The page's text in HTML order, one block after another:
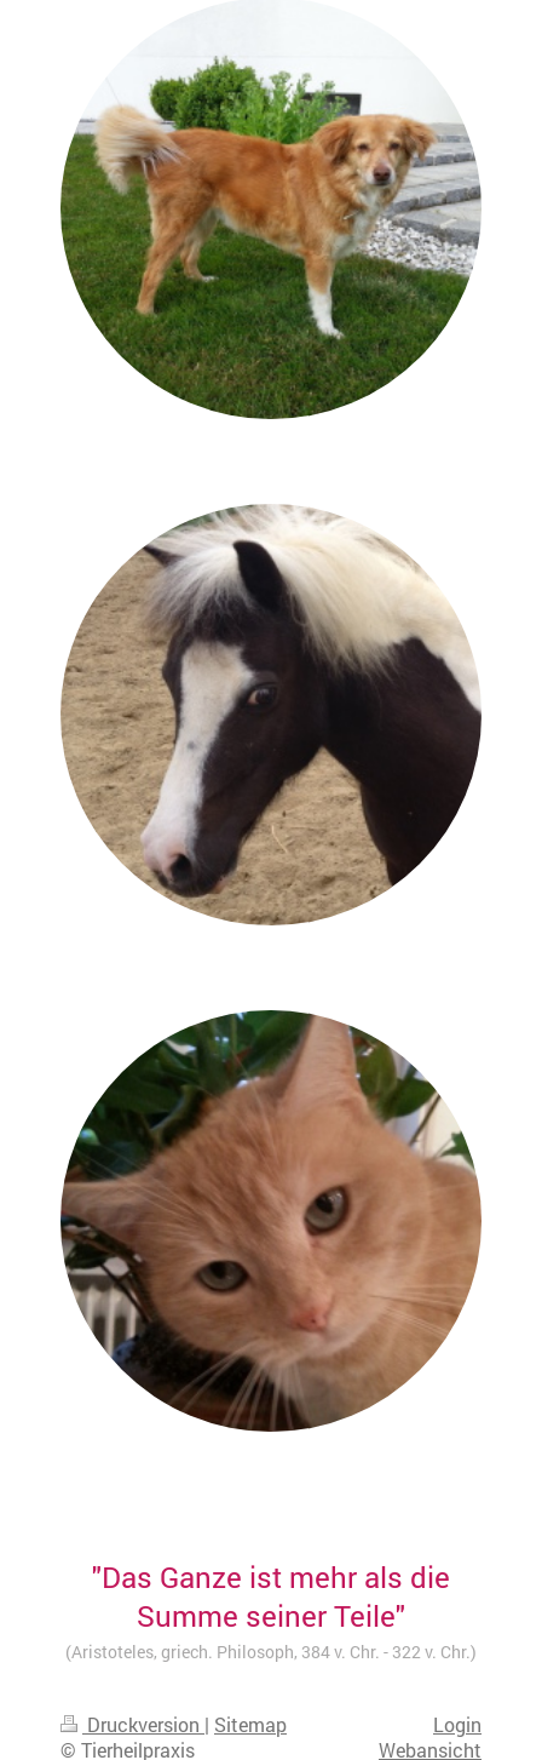
"Das Ganze ist mehr als die
Summe seiner Teile"
(Aristoteles, griech. Philosoph, 384 v. Chr. - 322 v. Chr.)
Druckversion | Sitemap
© Tierheilpraxis
Login
Webansicht